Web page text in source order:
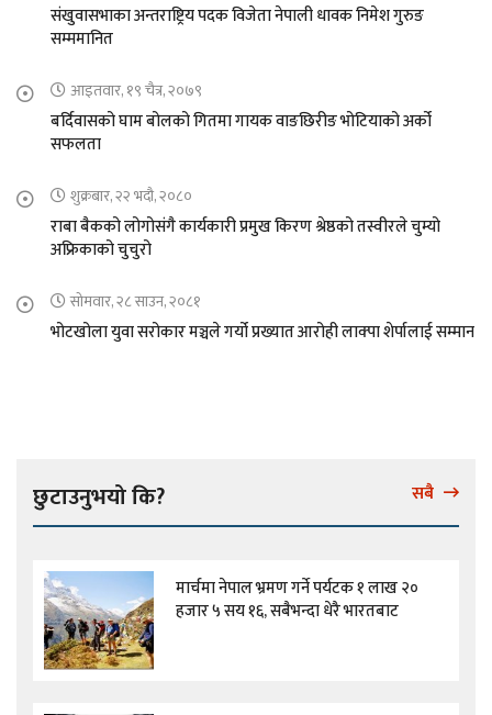
संखुवासभाका अन्तराष्ट्रिय पदक विजेता नेपाली धावक निमेश गुरुङ
सम्ममानित
आइतवार, १९ चैत्र, २०७९
बर्दिवासको घाम बोलको गितमा गायक वाङछिरीङ भोटियाको अर्को
सफलता
शुक्रबार, २२ भदौ, २०८०
राबा बैकको लोगोसंगै कार्यकारी प्रमुख किरण श्रेष्ठको तस्वीरले चुम्यो
अफ्रिकाको चुचुरो
सोमवार, २८ साउन, २०८१
भोटखोला युवा सरोकार मञ्चले गर्यो प्रख्यात आरोही लाक्पा शेर्पालाई सम्मान
छुटाउनुभयो कि? सबै
मार्चमा नेपाल भ्रमण गर्ने पर्यटक १ लाख २०
हजार ५ सय १६, सबैभन्दा धेरै भारतबाट